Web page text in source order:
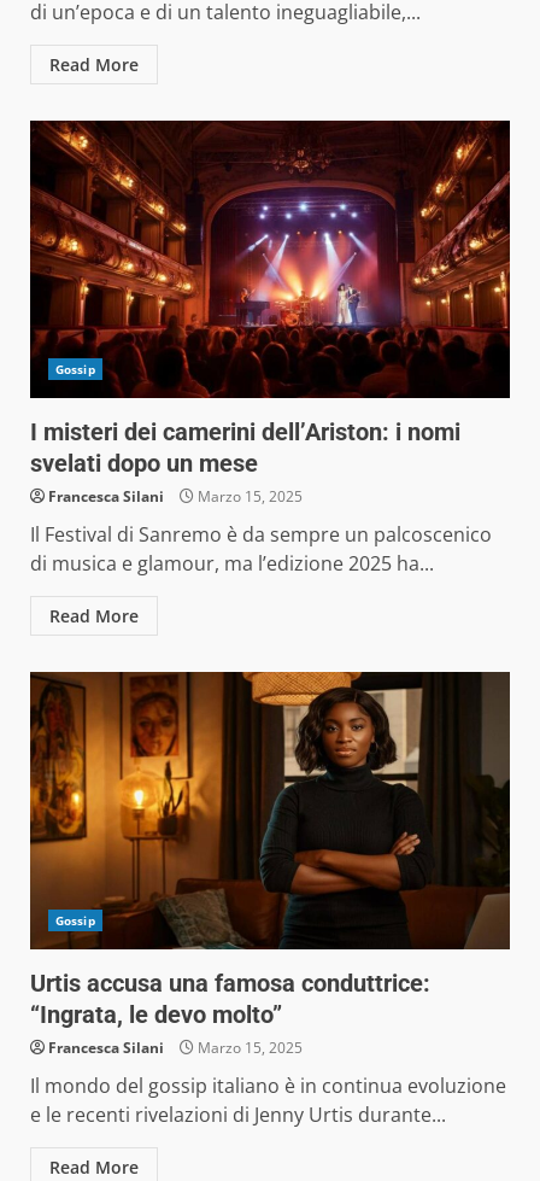
di un’epoca e di un talento ineguagliabile,...
Read More
Gossip
I misteri dei camerini dell’Ariston: i nomi
svelati dopo un mese
Francesca Silani Marzo 15, 2025
Il Festival di Sanremo è da sempre un palcoscenico
di musica e glamour, ma l’edizione 2025 ha...
Read More
Gossip
Urtis accusa una famosa conduttrice:
“Ingrata, le devo molto”
Francesca Silani Marzo 15, 2025
Il mondo del gossip italiano è in continua evoluzione
e le recenti rivelazioni di Jenny Urtis durante...
Read More